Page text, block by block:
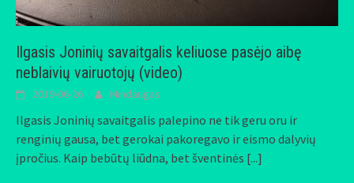
Ilgasis Joninių savaitgalis keliuose pasėjo aibę
neblaivių vairuotojų (video)
2019-06-26 Mindaugas
Ilgasis Joninių savaitgalis palepino ne tik geru oru ir
renginių gausa, bet gerokai pakoregavo ir eismo dalyvių
įpročius. Kaip bebūtų liūdna, bet šventinės [...]